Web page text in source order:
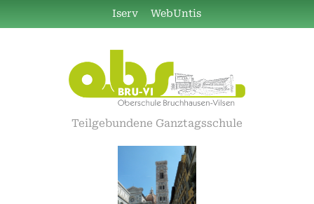
Iserv WebUntis
Teilgebundene Ganztagsschule